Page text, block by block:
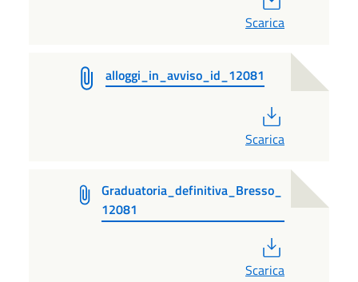
Scarica
alloggi_in_avviso_id_12081
Scarica
Graduatoria_definitiva_Bresso_
12081
Scarica